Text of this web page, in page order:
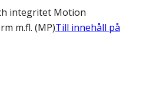
integritet Motion
m.fl. (MP)Till innehåll på